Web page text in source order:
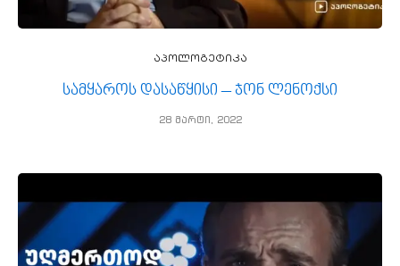
აპოლოგეტიკა
სამყაროს დასაწყისი – ჯონ ლენოქსი
28 მარტი, 2022